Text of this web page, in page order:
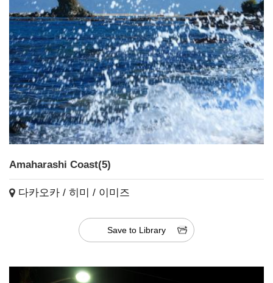
Amaharashi Coast(5)
다카오카 / 히미 / 이미즈
Save to Library